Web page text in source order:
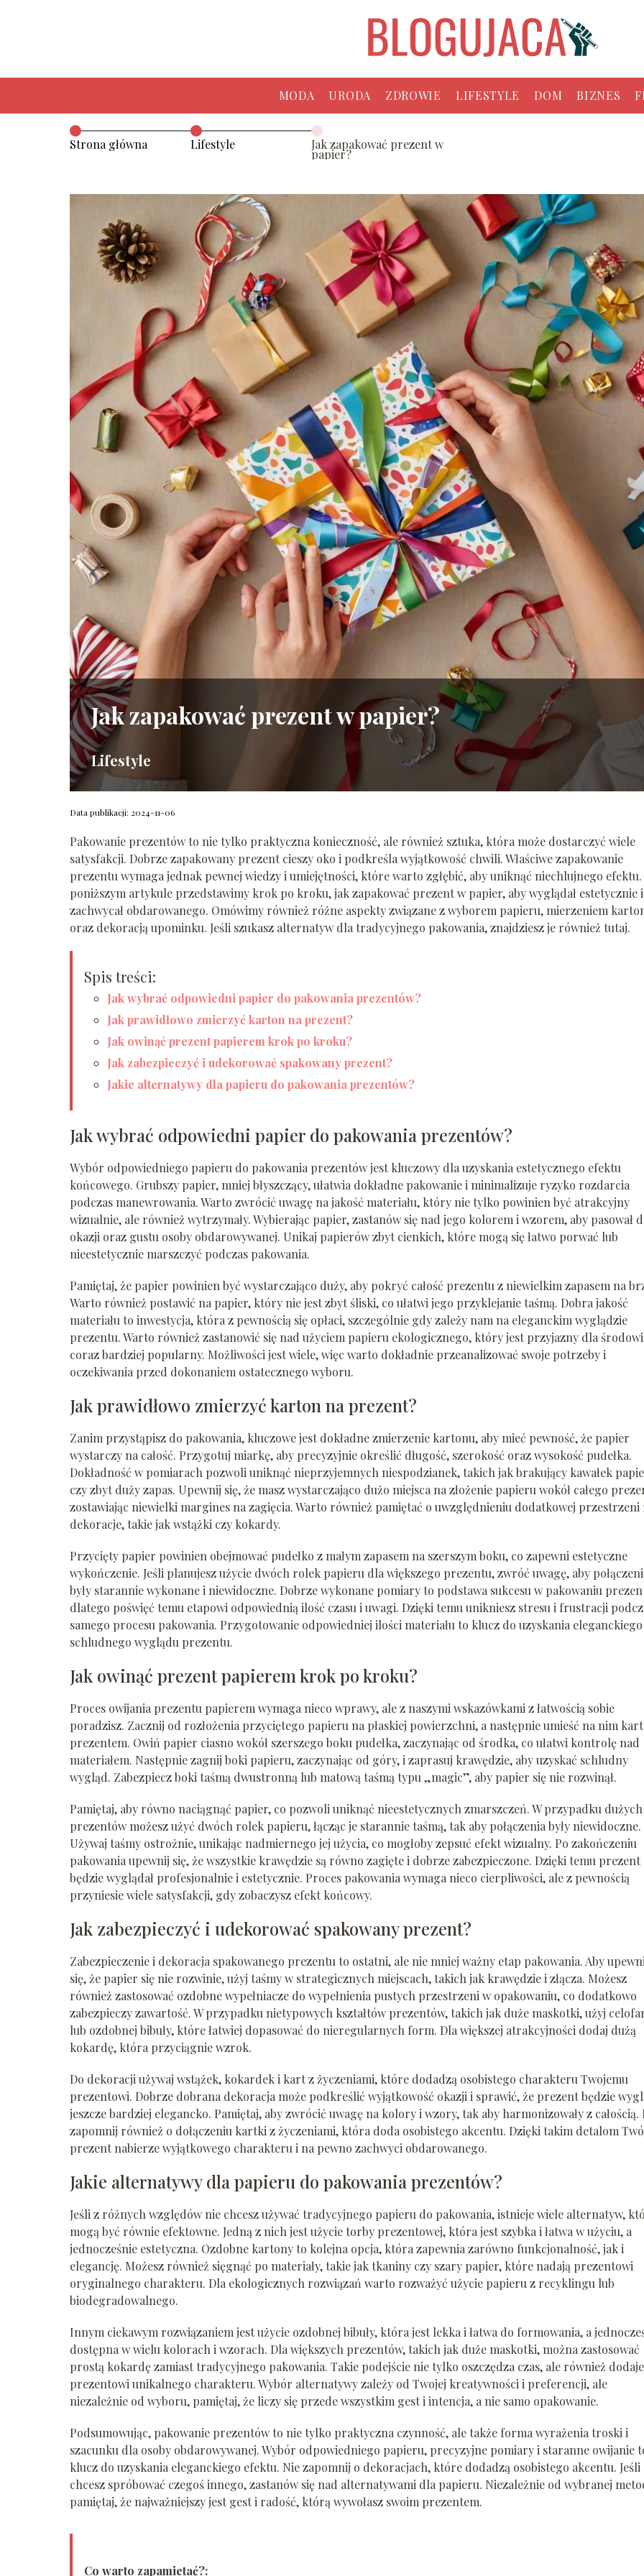
MODA URODA ZDROWIE LIFESTYLE DOM BIZNES
Strona główna Lifestyle Jak zapakować prezent w
papier?
Jak zapakować prezent w papier?
Lifestyle
Data publikacji: 2024-11-06
Pakowanie prezentów to nie tylko praktyczna konieczność, ale również sztuka, która może dostarczyć wiele
satysfakcji. Dobrze zapakowany prezent cieszy oko i podkreśla wyjątkowość chwili. Właściwe zapakowanie
prezentu wymaga jednak pewnej wiedzy i umiejętności, które warto zgłębić, aby uniknąć niechlujnego efektu.
poniższym artykule przedstawimy krok po kroku, jak zapakować prezent w papier, aby wyglądał estetycznie i
zachwycał obdarowanego. Omówimy również różne aspekty związane z wyborem papieru, mierzeniem
oraz dekoracją upominku. Jeśli szukasz alternatyw dla tradycyjnego pakowania, znajdziesz je również tutaj.
Spis treści:
Jak wybrać odpowiedni papier do pakowania prezentów?
Jak prawidłowo zmierzyć karton na prezent?
Jak owinąć prezent papierem krok po kroku?
Jak zabezpieczyć i udekorować spakowany prezent?
Jakie alternatywy dla papieru do pakowania prezentów?
Jak wybrać odpowiedni papier do pakowania prezentów?
Wybór odpowiedniego papieru do pakowania prezentów jest kluczowy dla uzyskania estetycznego efektu
końcowego. Grubszy papier, mniej błyszczący, ułatwia dokładne pakowanie i minimalizuje ryzyko rozdarcia
podczas manewrowania. Warto zwrócić uwagę na jakość materiału, który nie tylko powinien być atrakcyjny
wizualnie, ale również wytrzymały. Wybierając papier, zastanów się nad jego kolorem i wzorem, aby pasował
okazji oraz gustu osoby obdarowywanej. Unikaj papierów zbyt cienkich, które mogą się łatwo porwać lub
nieestetycznie marszczyć podczas pakowania.
Pamiętaj, że papier powinien być wystarczająco duży, aby pokryć całość prezentu z niewielkim zapasem na
Warto również postawić na papier, który nie jest zbyt śliski, co ułatwi jego przyklejanie taśmą. Dobra jakość
materiału to inwestycja, która z pewnością się opłaci, szczególnie gdy zależy nam na eleganckim wyglądzie
prezentu. Warto również zastanowić się nad użyciem papieru ekologicznego, który jest przyjazny dla
coraz bardziej popularny. Możliwości jest wiele, więc warto dokładnie przeanalizować swoje potrzeby i
oczekiwania przed dokonaniem ostatecznego wyboru.
Jak prawidłowo zmierzyć karton na prezent?
Zanim przystąpisz do pakowania, kluczowe jest dokładne zmierzenie kartonu, aby mieć pewność, że papier
wystarczy na całość. Przygotuj miarkę, aby precyzyjnie określić długość, szerokość oraz wysokość pudełka.
Dokładność w pomiarach pozwoli uniknąć nieprzyjemnych niespodzianek, takich jak brakujący kawałek
czy zbyt duży zapas. Upewnij się, że masz wystarczająco dużo miejsca na złożenie papieru wokół całego
zostawiając niewielki margines na zagięcia. Warto również pamiętać o uwzględnieniu dodatkowej przestrzeni
dekoracje, takie jak wstążki czy kokardy.
Przycięty papier powinien obejmować pudełko z małym zapasem na szerszym boku, co zapewni estetyczne
wykończenie. Jeśli planujesz użycie dwóch rolek papieru dla większego prezentu, zwróć uwagę, aby
były starannie wykonane i niewidoczne. Dobrze wykonane pomiary to podstawa sukcesu w pakowaniu
dlatego poświęć temu etapowi odpowiednią ilość czasu i uwagi. Dzięki temu unikniesz stresu i frustracji
samego procesu pakowania. Przygotowanie odpowiedniej ilości materiału to klucz do uzyskania
schludnego wyglądu prezentu.
Jak owinąć prezent papierem krok po kroku?
Proces owijania prezentu papierem wymaga nieco wprawy, ale z naszymi wskazówkami z łatwością sobie
poradzisz. Zacznij od rozłożenia przyciętego papieru na płaskiej powierzchni, a następnie umieść na nim
prezentem. Owiń papier ciasno wokół szerszego boku pudełka, zaczynając od środka, co ułatwi kontrolę nad
materiałem. Następnie zagnij boki papieru, zaczynając od góry, i zaprasuj krawędzie, aby uzyskać schludny
wygląd. Zabezpiecz boki taśmą dwustronną lub matową taśmą typu „magic”, aby papier się nie rozwinął.
Pamiętaj, aby równo naciągnąć papier, co pozwoli uniknąć nieestetycznych zmarszczeń. W przypadku dużych
prezentów możesz użyć dwóch rolek papieru, łącząc je starannie taśmą, tak aby połączenia były niewidoczne.
Używaj taśmy ostrożnie, unikając nadmiernego jej użycia, co mogłoby zepsuć efekt wizualny. Po zakończeniu
pakowania upewnij się, że wszystkie krawędzie są równo zagięte i dobrze zabezpieczone. Dzięki temu prezent
będzie wyglądał profesjonalnie i estetycznie. Proces pakowania wymaga nieco cierpliwości, ale z pewnością
przyniesie wiele satysfakcji, gdy zobaczysz efekt końcowy.
Jak zabezpieczyć i udekorować spakowany prezent?
Zabezpieczenie i dekoracja spakowanego prezentu to ostatni, ale nie mniej ważny etap pakowania. Aby
się, że papier się nie rozwinie, użyj taśmy w strategicznych miejscach, takich jak krawędzie i złącza. Możesz
również zastosować ozdobne wypełniacze do wypełnienia pustych przestrzeni w opakowaniu, co dodatkowo
zabezpieczy zawartość. W przypadku nietypowych kształtów prezentów, takich jak duże maskotki, użyj
lub ozdobnej bibuły, które łatwiej dopasować do nieregularnych form. Dla większej atrakcyjności dodaj dużą
kokardę, która przyciągnie wzrok.
Do dekoracji używaj wstążek, kokardek i kart z życzeniami, które dodadzą osobistego charakteru Twojemu
prezentowi. Dobrze dobrana dekoracja może podkreślić wyjątkowość okazji i sprawić, że prezent będzie
jeszcze bardziej elegancko. Pamiętaj, aby zwrócić uwagę na kolory i wzory, tak aby harmonizowały z całością.
zapomnij również o dołączeniu kartki z życzeniami, która doda osobistego akcentu. Dzięki takim detalom
prezent nabierze wyjątkowego charakteru i na pewno zachwyci obdarowanego.
Jakie alternatywy dla papieru do pakowania prezentów?
Jeśli z różnych względów nie chcesz używać tradycyjnego papieru do pakowania, istnieje wiele alternatyw,
mogą być równie efektowne. Jedną z nich jest użycie torby prezentowej, która jest szybka i łatwa w użyciu, a
jednocześnie estetyczna. Ozdobne kartony to kolejna opcja, która zapewnia zarówno funkcjonalność, jak i
elegancję. Możesz również sięgnąć po materiały, takie jak tkaniny czy szary papier, które nadają prezentowi
oryginalnego charakteru. Dla ekologicznych rozwiązań warto rozważyć użycie papieru z recyklingu lub
biodegradowalnego.
Innym ciekawym rozwiązaniem jest użycie ozdobnej bibuły, która jest lekka i łatwa do formowania, a
dostępna w wielu kolorach i wzorach. Dla większych prezentów, takich jak duże maskotki, można zastosować
prostą kokardę zamiast tradycyjnego pakowania. Takie podejście nie tylko oszczędza czas, ale również dodaje
prezentowi unikalnego charakteru. Wybór alternatywy zależy od Twojej kreatywności i preferencji, ale
niezależnie od wyboru, pamiętaj, że liczy się przede wszystkim gest i intencja, a nie samo opakowanie.
Podsumowując, pakowanie prezentów to nie tylko praktyczna czynność, ale także forma wyrażenia troski i
szacunku dla osoby obdarowywanej. Wybór odpowiedniego papieru, precyzyjne pomiary i staranne owijanie
klucz do uzyskania eleganckiego efektu. Nie zapomnij o dekoracjach, które dodadzą osobistego akcentu. Jeśli
chcesz spróbować czegoś innego, zastanów się nad alternatywami dla papieru. Niezależnie od wybranej
pamiętaj, że najważniejszy jest gest i radość, którą wywołasz swoim prezentem.
Co warto zapamietać?: